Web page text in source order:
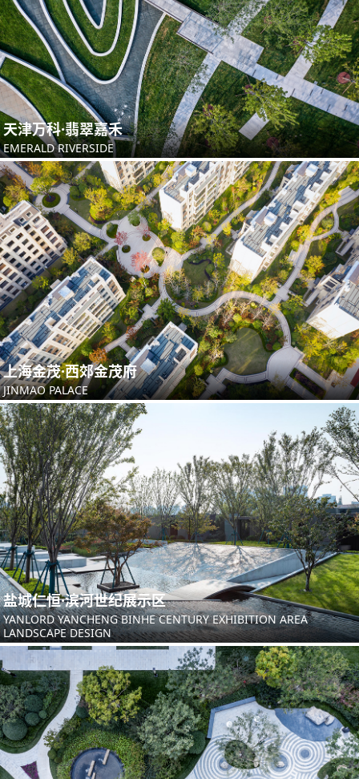
天津万科·翡翠嘉禾
EMERALD RIVERSIDE
上海金茂·西郊金茂府
JINMAO PALACE
盐城仁恒·滨河世纪展示区
YANLORD YANCHENG BINHE CENTURY EXHIBITION AREA
LANDSCAPE DESIGN